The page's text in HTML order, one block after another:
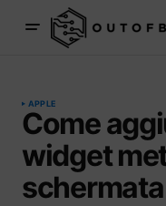
APPLE
Come
widget